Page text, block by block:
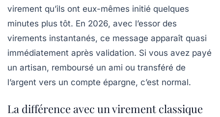
virement qu’ils ont eux-mêmes initié quelques
minutes plus tôt. En 2026, avec l’essor des
virements instantanés, ce message apparaît quasi
immédiatement après validation. Si vous avez payé
un artisan, remboursé un ami ou transféré de
l’argent vers un compte épargne, c’est normal.
La différence avec un virement classique